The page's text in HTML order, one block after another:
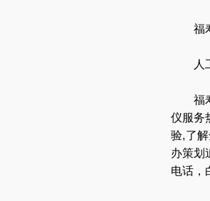
福
人
福
仪服务
验,了
办策划
电话 ，